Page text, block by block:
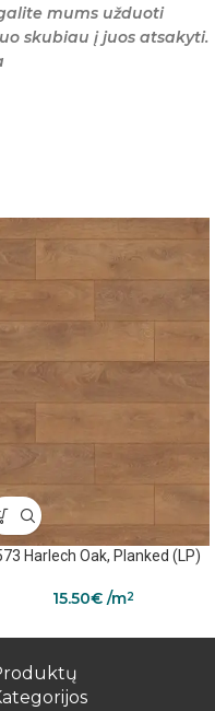
mums užduoti
skubiau į juos atsakyti.
Harlech Oak, Planked (LP)
15.50€/m2